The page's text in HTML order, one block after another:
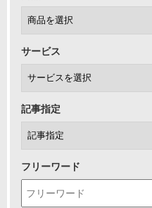
サービス
記事指定
フリーワード